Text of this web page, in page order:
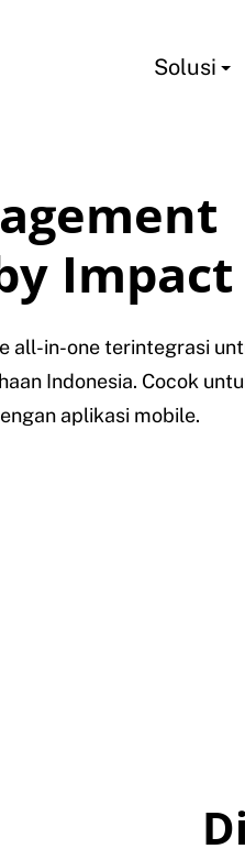
Solusi
Impact
all-in-one terintegrasi
Indonesia. Cocok
aplikasi mobile.